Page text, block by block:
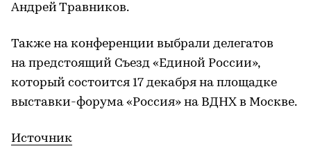
Андрей Травников.
Также на конференции выбрали делегатов
на предстоящий Съезд «Единой России»,
который состоится 17 декабря на площадке
выставки-форума «Россия» на ВДНХ в Москве.
Источник